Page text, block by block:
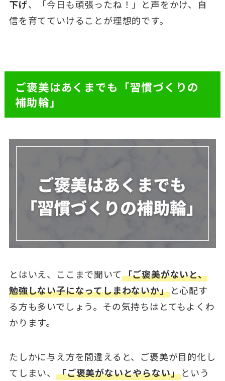
下げ、「今日も頑張ったね！」と声をかけ、自
信を育てていけることが理想的です。
ご褒美はあくまでも「習慣づくりの
補助輪」
とはいえ、ここまで聞いて「ご褒美がないと、
勉強しない子になってしまわないか」と心配す
る方も多いでしょう。その気持ちはとてもよくわ
かります。
たしかに与え方を間違えると、ご褒美が目的化し
てしまい、 「ご褒美がないとやらない」という